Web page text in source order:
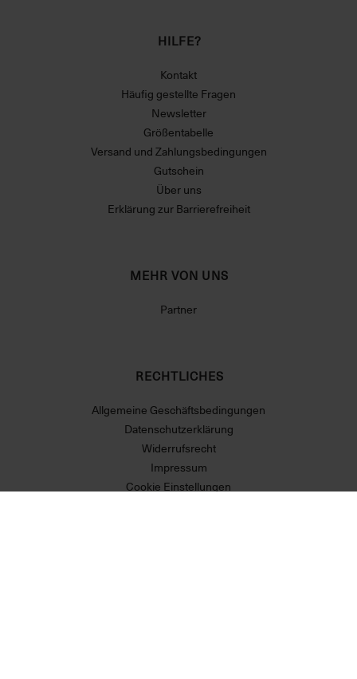
HILFE?
Kontakt
Häufig gestellte Fragen
Newsletter
Größentabelle
Versand und Zahlungsbedingungen
Gutschein
Über uns
Erklärung zur Barrierefreiheit
MEHR VON UNS
Partner
RECHTLICHES
Allgemeine Geschäftsbedingungen
Datenschutzerklärung
Widerrufsrecht
Impressum
Cookie Einstellungen